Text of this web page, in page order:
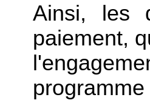
Ainsi, les
paiement,